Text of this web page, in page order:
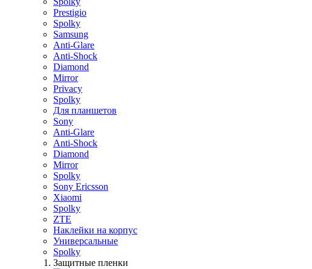
Prestigio
Spolky
Samsung
Anti-Glare
Anti-Shock
Diamond
Mirror
Privacy
Spolky
Для планшетов
Sony
Anti-Glare
Anti-Shock
Diamond
Mirror
Spolky
Sony Ericsson
Xiaomi
Spolky
ZTE
Наклейки на корпус
Универсальные
Spolky
Защитные пленки